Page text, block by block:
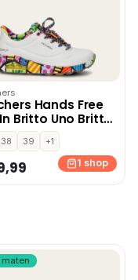
Hands Free
Britto Uno Britto
– Wit
38 39
+1
1 shop
maten